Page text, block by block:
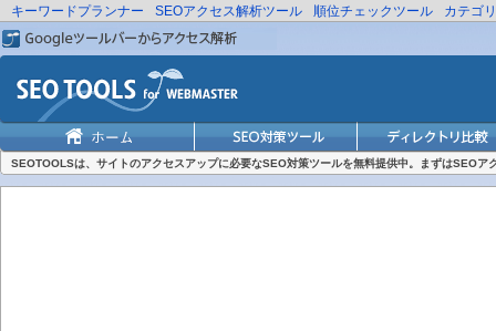
キーワードプランナー SEOアクセス解析ツール 順位チェックツール カテゴ
SEOTOOLSは、サイトのアクセスアップに必要なSEO対策ツールを無料提供中。まずはSEOア